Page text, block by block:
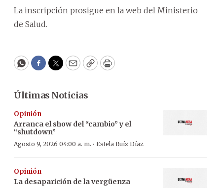
La inscripción prosigue en la web del Ministerio
de Salud.
WhatsApp
Facebook
Twitter
EmailCopyPrint
Últimas Noticias
Opinión
Arranca el show del “cambio” y el
“shutdown”
Agosto 9, 2026 04:00 a. m. · Estela Ruíz Díaz
Opinión
La desaparición de la vergüenza